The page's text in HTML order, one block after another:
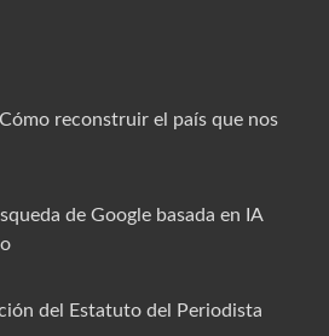
reconstruir el país que nos
de Google basada en IA
del Estatuto del Periodista